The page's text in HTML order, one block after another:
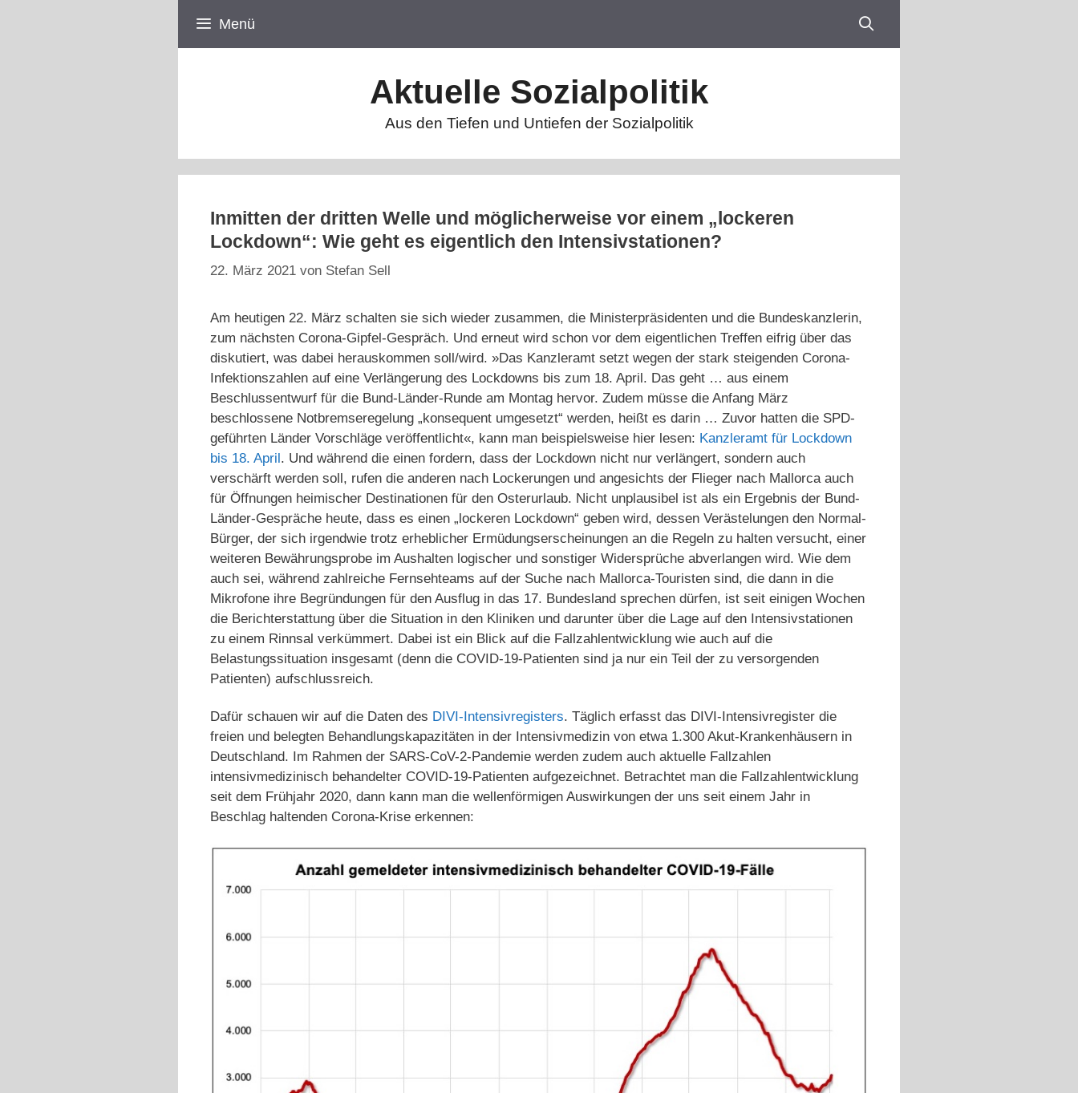
Menü
Aktuelle Sozialpolitik
Aus den Tiefen und Untiefen der Sozialpolitik
Inmitten der dritten Welle und möglicherweise vor einem „lockeren
Lockdown“: Wie geht es eigentlich den Intensivstationen?
22. März 2021 von Stefan Sell
Am heutigen 22. März schalten sie sich wieder zusammen, die Ministerpräsidenten und die Bundeskanzlerin,
zum nächsten Corona-Gipfel-Gespräch. Und erneut wird schon vor dem eigentlichen Treffen eifrig über das
diskutiert, was dabei herauskommen soll/wird. »Das Kanzleramt setzt wegen der stark steigenden Corona-
Infektionszahlen auf eine Verlängerung des Lockdowns bis zum 18. April. Das geht … aus einem
Beschlussentwurf für die Bund-Länder-Runde am Montag hervor. Zudem müsse die Anfang März
beschlossene Notbremseregelung „konsequent umgesetzt“ werden, heißt es darin … Zuvor hatten die SPD-
geführten Länder Vorschläge veröffentlicht«, kann man beispielsweise hier lesen: Kanzleramt für Lockdown
bis 18. April. Und während die einen fordern, dass der Lockdown nicht nur verlängert, sondern auch
verschärft werden soll, rufen die anderen nach Lockerungen und angesichts der Flieger nach Mallorca auch
für Öffnungen heimischer Destinationen für den Osterurlaub. Nicht unplausibel ist als ein Ergebnis der Bund-
Länder-Gespräche heute, dass es einen „lockeren Lockdown“ geben wird, dessen Verästelungen den Normal-
Bürger, der sich irgendwie trotz erheblicher Ermüdungserscheinungen an die Regeln zu halten versucht, einer
weiteren Bewährungsprobe im Aushalten logischer und sonstiger Widersprüche abverlangen wird. Wie dem
auch sei, während zahlreiche Fernsehteams auf der Suche nach Mallorca-Touristen sind, die dann in die
Mikrofone ihre Begründungen für den Ausflug in das 17. Bundesland sprechen dürfen, ist seit einigen Wochen
die Berichterstattung über die Situation in den Kliniken und darunter über die Lage auf den Intensivstationen
zu einem Rinnsal verkümmert. Dabei ist ein Blick auf die Fallzahlentwicklung wie auch auf die
Belastungssituation insgesamt (denn die COVID-19-Patienten sind ja nur ein Teil der zu versorgenden
Patienten) aufschlussreich.
Dafür schauen wir auf die Daten des DIVI-Intensivregisters. Täglich erfasst das DIVI-Intensivregister die
freien und belegten Behandlungskapazitäten in der Intensivmedizin von etwa 1.300 Akut-Krankenhäusern in
Deutschland. Im Rahmen der SARS-CoV-2-Pandemie werden zudem auch aktuelle Fallzahlen
intensivmedizinisch behandelter COVID-19-Patienten aufgezeichnet. Betrachtet man die Fallzahlentwicklung
seit dem Frühjahr 2020, dann kann man die wellenförmigen Auswirkungen der uns seit einem Jahr in
Beschlag haltenden Corona-Krise erkennen: